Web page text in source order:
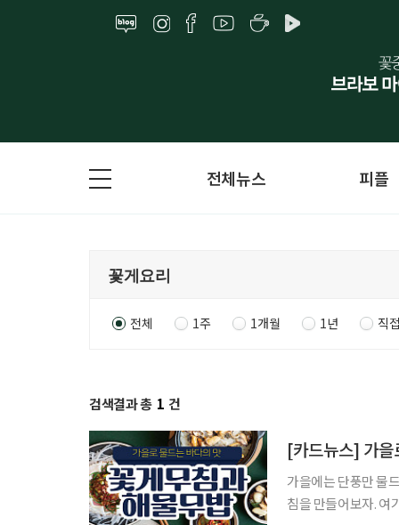
전체뉴스 피플
전체 1주 1개월 1년 직
검색결과 총 1 건
[카드뉴스] 가을
가을에는 단풍만 물
침을 만들어보자. 여기에 담백한 홍합과 시원한 무가 어우러진 솥밥이라면 한 그릇 뚝딱이다.